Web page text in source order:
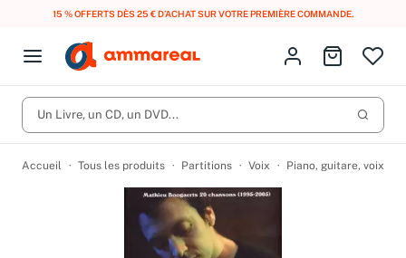
15 % OFFERTS DÈS 25 € D’ACHAT SUR VOTRE PREMIÈRE COMMANDE.
Open menu
Fermer le menu
CD d'occasion
DVD d'occasion
Vinyles d'occasion
Lancer
Identifiez-vous
Aller au
Un Livre, un CD, un DVD...
Accueil Tous les produits Partitions Voix Piano, guitare, voix